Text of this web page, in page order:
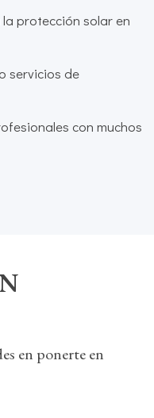
protección solar en
servicios de
con muchos
en ponerte en